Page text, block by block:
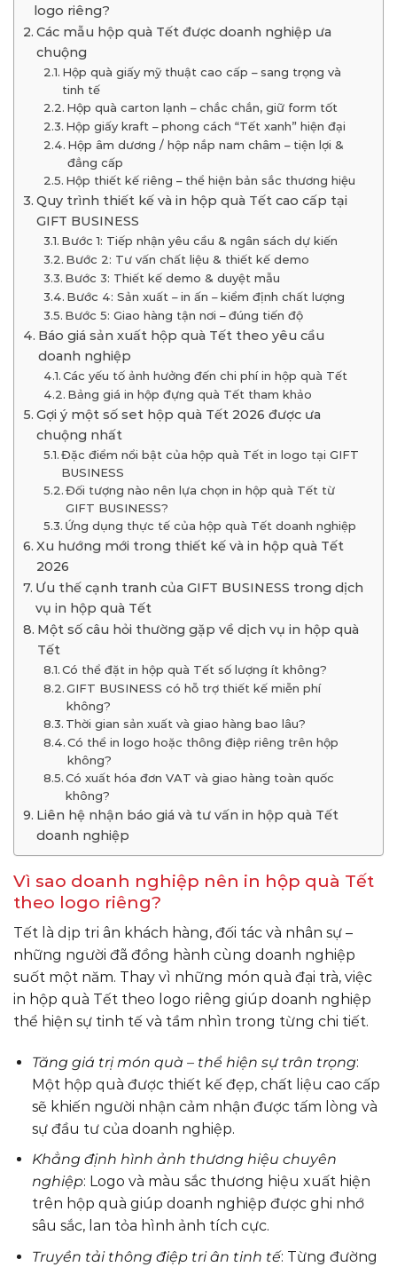
logo riêng?
Các mẫu hộp quà Tết được doanh nghiệp ưa
chuộng
Hộp quà giấy mỹ thuật cao cấp – sang trọng và
tinh tế
Hộp quà carton lạnh – chắc chắn, giữ form tốt
Hộp giấy kraft – phong cách “Tết xanh” hiện đại
Hộp âm dương / hộp nắp nam châm – tiện lợi &
đẳng cấp
Hộp thiết kế riêng – thể hiện bản sắc thương hiệu
Quy trình thiết kế và in hộp quà Tết cao cấp tại
GIFT BUSINESS
Bước 1: Tiếp nhận yêu cầu & ngân sách dự kiến
Bước 2: Tư vấn chất liệu & thiết kế demo
Bước 3: Thiết kế demo & duyệt mẫu
Bước 4: Sản xuất – in ấn – kiểm định chất lượng
Bước 5: Giao hàng tận nơi – đúng tiến độ
Báo giá sản xuất hộp quà Tết theo yêu cầu
doanh nghiệp
Các yếu tố ảnh hưởng đến chi phí in hộp quà Tết
Bảng giá in hộp đựng quà Tết tham khảo
Gợi ý một số set hộp quà Tết 2026 được ưa
chuộng nhất
Đặc điểm nổi bật của hộp quà Tết in logo tại GIFT
BUSINESS
Đối tượng nào nên lựa chọn in hộp quà Tết từ
GIFT BUSINESS?
Ứng dụng thực tế của hộp quà Tết doanh nghiệp
Xu hướng mới trong thiết kế và in hộp quà Tết
2026
Ưu thế cạnh tranh của GIFT BUSINESS trong dịch
vụ in hộp quà Tết
Một số câu hỏi thường gặp về dịch vụ in hộp quà
Tết
Có thể đặt in hộp quà Tết số lượng ít không?
GIFT BUSINESS có hỗ trợ thiết kế miễn phí
không?
Thời gian sản xuất và giao hàng bao lâu?
Có thể in logo hoặc thông điệp riêng trên hộp
không?
Có xuất hóa đơn VAT và giao hàng toàn quốc
không?
Liên hệ nhận báo giá và tư vấn in hộp quà Tết
doanh nghiệp
Vì sao doanh nghiệp nên in hộp quà Tết
theo logo riêng?
Tết là dịp tri ân khách hàng, đối tác và nhân sự –
những người đã đồng hành cùng doanh nghiệp
suốt một năm. Thay vì những món quà đại trà, việc
in hộp quà Tết theo logo riêng giúp doanh nghiệp
thể hiện sự tinh tế và tầm nhìn trong từng chi tiết.
Tăng giá trị món quà – thể hiện sự trân trọng:
Một hộp quà được thiết kế đẹp, chất liệu cao cấp
sẽ khiến người nhận cảm nhận được tấm lòng và
sự đầu tư của doanh nghiệp.
Khẳng định hình ảnh thương hiệu chuyên
nghiệp: Logo và màu sắc thương hiệu xuất hiện
trên hộp quà giúp doanh nghiệp được ghi nhớ
sâu sắc, lan tỏa hình ảnh tích cực.
Truyền tải thông điệp tri ân tinh tế: Từng đường